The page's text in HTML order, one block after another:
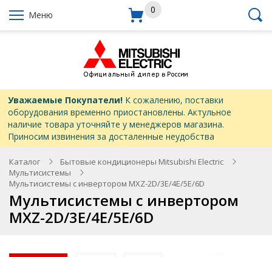
Меню 0
Уважаемые Покупатели!К сожалению, поставки
оборудования временно приостановлены. Актульное
наличие товара уточняйте у менеджеров магазина.
Приносим извинения за досталенные неудобства
Каталог
Бытовые кондиционеры Mitsubishi Electric
Мультисистемы
Мультисистемы с инвертором MXZ-2D/3E/4E/5E/6D
Мультисистемы с инвертором
MXZ-2D/3E/4E/5E/6D